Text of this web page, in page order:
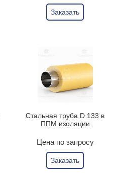
Заказать
Стальная труба D 133 в
ППМ изоляции
Цена по запросу
Заказать